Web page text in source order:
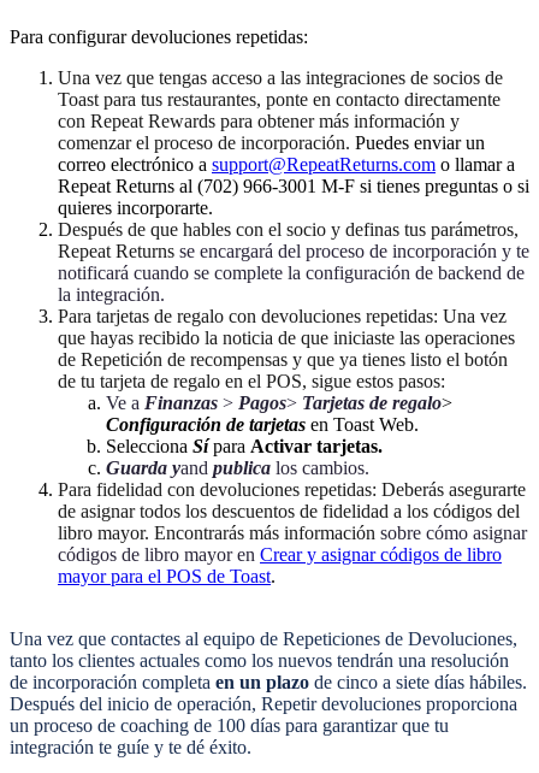
Para configurar devoluciones repetidas:
Una vez que tengas acceso a las integraciones de socios de
Toast para tus restaurantes, ponte en contacto directamente
con Repeat Rewards para obtener más información y
comenzar el proceso de incorporación. Puedes enviar un
correo electrónico a support@RepeatReturns.com o llamar a
Repeat Returns al (702) 966-3001 M-F si tienes preguntas o si
quieres incorporarte.
Después de que hables con el socio y definas tus parámetros,
Repeat Returns se encargará del proceso de incorporación y te
notificará cuando se complete la configuración de backend de
la integración.
Para tarjetas de regalo con devoluciones repetidas: Una vez
que hayas recibido la noticia de que iniciaste las operaciones
de Repetición de recompensas y que ya tienes listo el botón
de tu tarjeta de regalo en el POS, sigue estos pasos:
Ve a Finanzas > Pagos> Tarjetas de regalo>
Configuración de tarjetas en Toast Web.
Selecciona Sípara Activar tarjetas.
Guarda yand publica los cambios.
Para fidelidad con devoluciones repetidas: Deberás asegurarte
de asignar todos los descuentos de fidelidad a los códigos del
libro mayor. Encontrarás más información sobre cómo asignar
códigos de libro mayor en Crear y asignar códigos de libro
mayor para el POS de Toast.
Una vez que contactes al equipo de Repeticiones de Devoluciones,
tanto los clientes actuales como los nuevos tendrán una resolución
de incorporación completa en un plazo de cinco a siete días hábiles.
Después del inicio de operación, Repetir devoluciones proporciona
un proceso de coaching de 100 días para garantizar que tu
integración te guíe y te dé éxito.